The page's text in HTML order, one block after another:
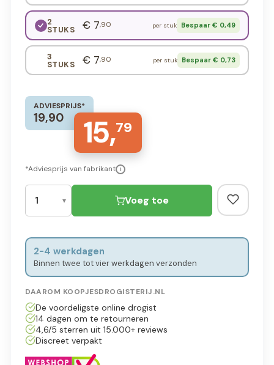
2
STUKS € 7,90 per stuk Bespaar € 0,49
3
STUKS € 7,90 per stuk Bespaar € 0,73
ADVIESPRIJS*
19,90 15,79
*Adviesprijs van fabrikant i
Voeg toe
2-4 werkdagen
Binnen twee tot vier werkdagen verzonden
DAAROM KOOPJESDROGISTERIJ.NL
De voordeligste online drogist
14 dagen om te retourneren
4,6/5 sterren uit 15.000+ reviews
Discreet verpakt